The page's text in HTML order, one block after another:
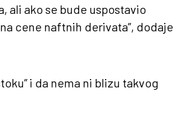
ali ako se bude uspostavio
cene naftnih derivata”, dodaje
i da nema ni blizu takvog